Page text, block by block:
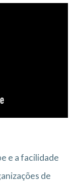
e a facilidade
de